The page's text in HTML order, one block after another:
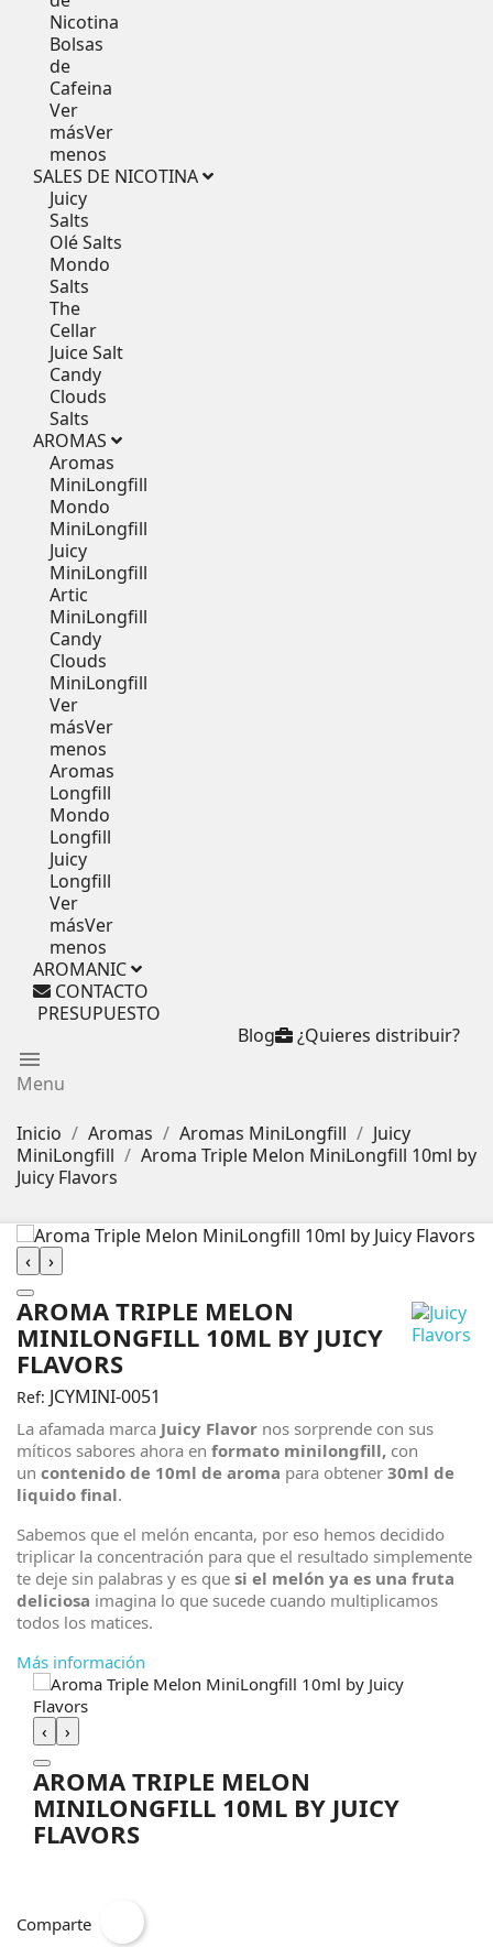
Nicotina
Bolsas
de
Cafeina
Ver
másVer
menos
SALES DE NICOTINA
Juicy
Salts
Olé Salts
Mondo
Salts
The
Cellar
Juice Salt
Candy
Clouds
Salts
AROMAS
Aromas
MiniLongfill
Mondo
MiniLongfill
Juicy
MiniLongfill
Artic
MiniLongfill
Candy
Clouds
MiniLongfill
Ver
másVer
menos
Aromas
Longfill
Mondo
Longfill
Juicy
Longfill
Ver
másVer
menos
AROMANIC
CONTACTO
PRESUPUESTO
¿Quieres distribuir?
Blog
menu
Menu
Inicio Aromas Aromas MiniLongfill
Juicy
MiniLongfill
Aroma Triple Melon MiniLongfill 10ml by
Juicy Flavors
‹ ›
AROMA TRIPLE MELON
MINILONGFILL 10ML BY JUICY
FLAVORS
Ref: JCYMINI-0051
La afamada marca Juicy Flavor nos sorprende con sus
míticos sabores ahora en formato minilongfill, con
un contenido de 10ml de aroma para obtener 30ml de
liquido final.
Sabemos que el melón encanta, por eso hemos decidido
triplicar la concentración para que el resultado simplemente
te deje sin palabras y es que si el melón ya es una fruta
deliciosa imagina lo que sucede cuando multiplicamos
todos los matices.
Más información
‹ ›
AROMA TRIPLE MELON
MINILONGFILL 10ML BY JUICY
FLAVORS
Comparte